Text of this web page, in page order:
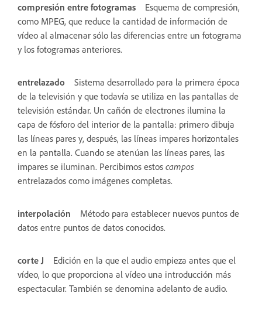
compresión entre fotogramas
Esquema de compresión,
como MPEG, que reduce la cantidad de información de
vídeo al almacenar sólo las diferencias entre un fotograma
y los fotogramas anteriores.
entrelazado
Sistema desarrollado para la primera época
de la televisión y que todavía se utiliza en las pantallas de
televisión estándar. Un cañón de electrones ilumina la
capa de fósforo del interior de la pantalla: primero dibuja
las líneas pares y, después, las líneas impares horizontales
en la pantalla. Cuando se atenúan las líneas pares, las
impares se iluminan. Percibimos estos campos
entrelazados como imágenes completas.
interpolación
Método para establecer nuevos puntos de
datos entre puntos de datos conocidos.
corte J
Edición en la que el audio empieza antes que el
vídeo, lo que proporciona al vídeo una introducción más
espectacular. También se denomina adelanto de audio.